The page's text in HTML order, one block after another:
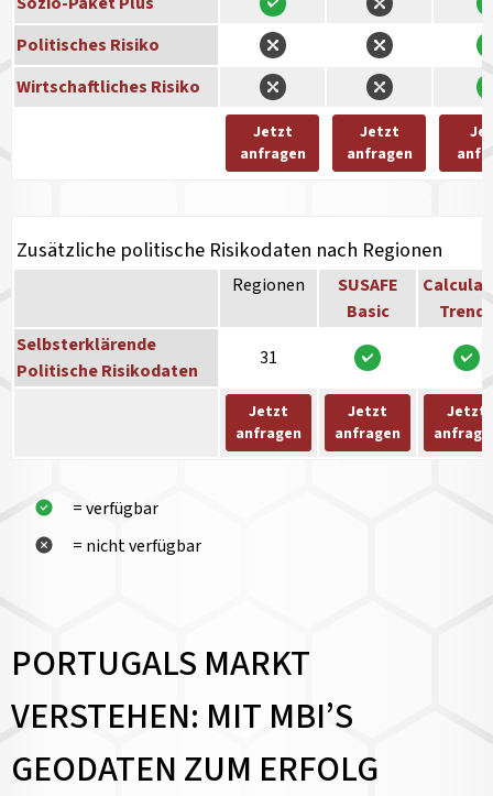
Politisches Risiko
Wirtschaftliches Risiko
Jetzt
anfragen
Jetzt
anfragen
Zusätzliche politische Risikodaten nach Regionen
Regionen
SUSAFE
Basic
Trends
Selbsterklärende
Politische Risikodaten
31
Jetzt
anfragen
Jetzt
anfragen
Jetzt
= verfügbar
= nicht verfügbar
PORTUGALS MARKT
VERSTEHEN: MIT MBI’S
GEODATEN ZUM ERFOLG